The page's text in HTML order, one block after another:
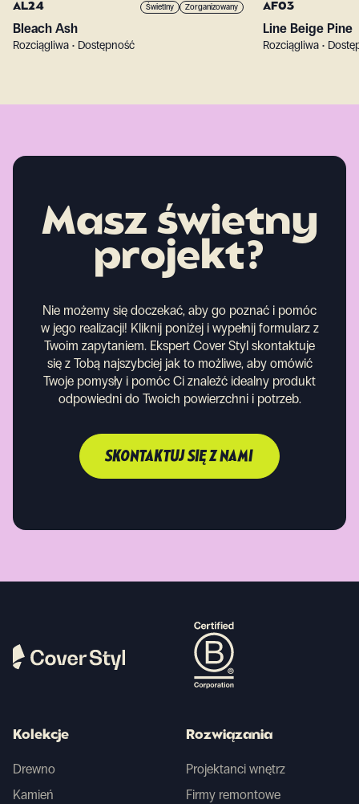
AL24 Świetlny Zorganizowany
Bleach Ash
Rozciągliwa • Dostępność
AF03
Line Beige Pine
Rozciągliwa •
Masz świetny
projekt?
Nie możemy się doczekać, aby go poznać i pomóc
w jego realizacji! Kliknij poniżej i wypełnij formularz z
Twoim zapytaniem. Ekspert Cover Styl skontaktuje
się z Tobą najszybciej jak to możliwe, aby omówić
Twoje pomysły i pomóc Ci znaleźć idealny produkt
odpowiedni do Twoich powierzchni i potrzeb.
SKONTAKTUJ SIĘ Z NAMI
Kolekcje
Drewno
Kamień
Rozwiązania
Projektanci wnętrz
Firmy remontowe